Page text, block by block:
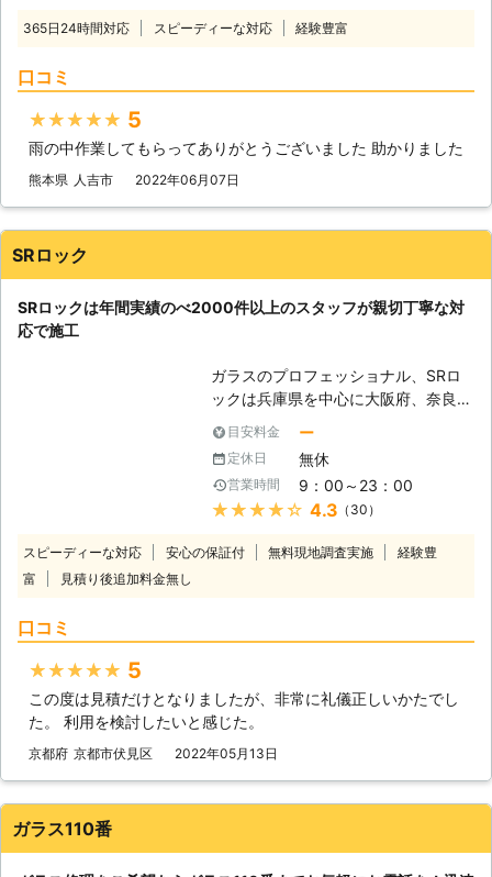
が関西圏内を中心に、365日24時間
状態で放っておくと、ガラスの破片で
ケガをしてしまったり、その窓から不
おります。 【窓からできるセキュリ
らが約6割を占めていることが分かっ
ています。すなわち、玄関のカギを防
犯性の高いものに交換するだけでな
く、ご自宅の窓に関しても防犯対策を
講じることが、空き巣などの犯罪を抑
止するためには非常に大切なのです。
また、窓ガラス以外にも、窓枠に補助
鍵を取り付けることでより一層防犯対
策を高めることができます。ガラス交
365日24時間対応 スピーディーな対応 経験豊富
口コミ
★★★★★ 5
雨の中作業してもらってありがとうございました 助かりました
熊本県 人吉市 2022年06月07日
SRロック
SRロックは年間実績のべ2000件以上のスタッフが親切丁寧な対
応で施工
ガラスのプロフェッショナル、SRロ
ックは兵庫県を中心に大阪府、奈良
市、京都府、和歌山県、滋賀県の個人
様から法人様まで幅広くご対応致して
おります。 ガラスが割れたなどの緊
急なご依頼も現場近くの営業所のスタ
ッフがすぐにかけつけその場で施工致
対応】 当社の強みの一つが、最短30
技術】 年間実績2000件以上の経験を
いかし、お客様に満足していただける
ご提案を致します。ガラス修理やガラ
目安料金 ー
定休日 無休
営業時間 9：00～23：00
★★★★★ 4.3 （30）
スピーディーな対応 安心の保証付 無料現地調査実施
経験豊
富
見積り後追加料金無し
口コミ
★★★★★ 5
この度は見積だけとなりましたが、非常に礼儀正しいかたでし
た。 利用を検討したいと感じた。
京都府 京都市伏見区 2022年05月13日
ガラス110番